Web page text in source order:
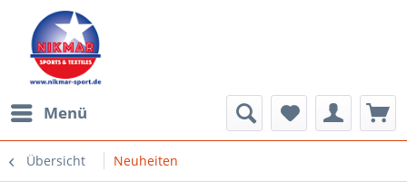
Menü
Übersicht Neuheiten